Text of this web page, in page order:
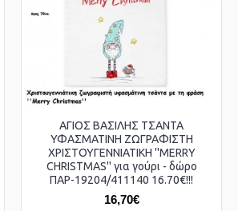
ΑΓΙΟΣ ΒΑΣΙΛΗΣ ΤΣΑΝΤΑ
ΥΦΑΣΜΑΤΙΝΗ ΖΩΓΡΑΦΙΣΤΗ
ΧΡΙΣΤΟΥΓΕΝΝΙΑΤΙΚΗ ''MERRY
CHRISTMAS'' για γούρι - δώρο
ΠΑΡ-19204/411140 16.70€!!!
16,70€